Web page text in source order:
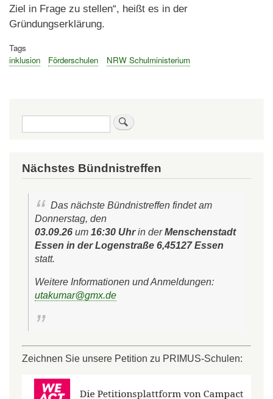
Ziel in Frage zu stellen“, heißt es in der
Gründungserklärung.
Tags
inklusion
Förderschulen NRW Schulministerium
Nächstes Bündnistreffen
Das nächste Bündnistreffen findet am
Donnerstag, den
03.09.26 um 16:30 Uhrin derMenschenstadt
Essen in der Logenstraße 6,45127 Essen
statt.
Weitere Informationen und Anmeldungen:
utakumar@gmx.de
Zeichnen Sie unsere Petition zu PRIMUS-Schulen: